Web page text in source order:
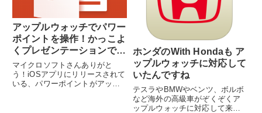
アップルウォッチでパワー
ポイントを操作！かっこよ
くプレゼンテーションでき
ますね
マイクロソフトさんありがと
う！iOSアプリにリリースされて
いる、パワーポイントがアップ
ホンダのWith Hondaも ア
ップルウォッチに対応して
いたんですね
テスラやBMWやベンツ、ボルボ
など海外の高級車がぞくぞくア
ップルウォッチに対応して来て